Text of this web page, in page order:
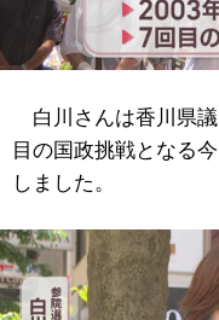
白川さんは香川県議
目の国政挑戦となる
しました。